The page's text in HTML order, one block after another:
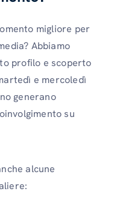
migliore per
Abbiamo
profilo e scoperto
e mercoledì
generano
su
alcune